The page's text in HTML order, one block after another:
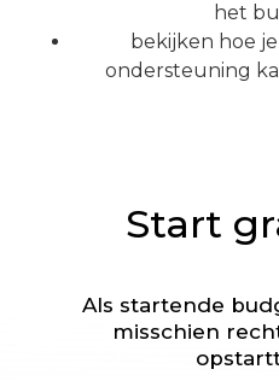
het
bekijken hoe
ondersteuning
Start
Als startende
misschien